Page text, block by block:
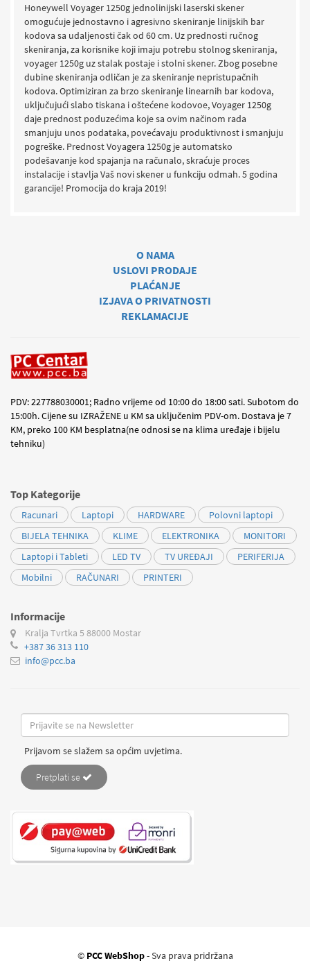
Honeywell Voyager 1250g jednolinijski laserski skener
omogućuje jednostavno i agresivno skeniranje linijskih bar
kodova sa udaljenosti čak od 60 cm. Uz prednosti ručnog
skeniranja, za korisnike koji imaju potrebu stolnog skeniranja,
voyager 1250g uz stalak postaje i stolni skener. Zbog posebne
dubine skeniranja odličan je za skeniranje nepristupačnih
kodova. Optimiziran za brzo skeniranje linearnih bar kodova,
uključujući slabo tiskana i oštećene kodovoe, Voyager 1250g
daje prednost poduzećima koje sa ovim načinom rada
smanjuju unos podataka, povećavaju produktivnost i smanjuju
pogreške. Prednost Voyagera 1250g je automatsko
podešavanje kod spajanja na računalo, skraćuje proces
instalacije i stavlja Vaš novi skener u funkciju odmah. 5 godina
garancije! Promocija do kraja 2019!
O NAMA
USLOVI PRODAJE
PLAĆANJE
IZJAVA O PRIVATNOSTI
REKLAMACIJE
PDV: 227788030001; Radno vrijeme od 10:00 do 18:00 sati. Subotom do
15:00h. Cijene su IZRAŽENE u KM sa uključenim PDV-om. Dostava je 7
KM, preko 100 KM besplatna(ne odnosi se na klima uređaje i bijelu
tehniku)
Top Kategorije
Racunari Laptopi HARDWARE
Polovni laptopi
BIJELA TEHNIKA
KLIME ELEKTRONIKA
MONITORI
Laptopi i Tableti
LED TV TV UREĐAJI
PERIFERIJA
Mobilni
RAČUNARI PRINTERI
Informacije
Kralja Tvrtka 5 88000 Mostar
+387 36 313 110
info@pcc.ba
Prijavom se slažem sa općim uvjetima.
Pretplati se
© PCC WebShop- Sva prava pridržana